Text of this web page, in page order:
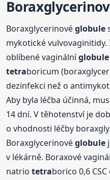
Boraxglycerinovéglobule
mykotické
oblíbené vaginálníglobule
tetraboricum
dezinfekci než o
Aby byla léčba účinná,
14 dní. V těhotenství je
o vhodnosti léčby
Boraxglycerinovéglobule
v lékárně. Boraxové
natriotetraborico 0,6